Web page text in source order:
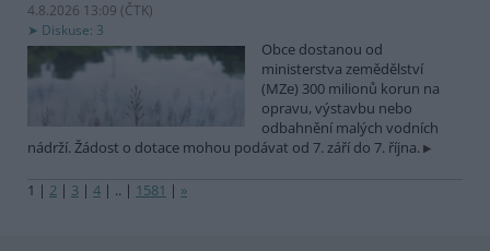
4.8.2026 13:09 (ČTK)
Diskuse: 3
Obce dostanou od
ministerstva zemědělství
(MZe) 300 milionů korun na
opravu, výstavbu nebo
odbahnění malých vodních
nádrží. Žádost o dotace mohou podávat od 7. září do 7. října.
1 | 2 | 3 | 4 | .. | 1581 | »